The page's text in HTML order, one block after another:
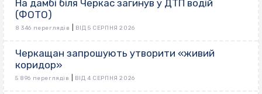
На дамбі біля Черкас загинув у ДТП водій
(ФОТО)
8 346 переглядів ВІД 5 СЕРПНЯ 2026
Черкащан запрошують утворити «живий
коридор»
5 896 переглядів ВІД 4 СЕРПНЯ 2026